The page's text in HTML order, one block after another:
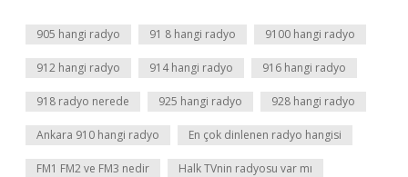
905 hangi radyo 91 8 hangi radyo 9100 hangi radyo
912 hangi radyo 914 hangi radyo 916 hangi radyo
918 radyo nerede 925 hangi radyo 928 hangi radyo
Ankara 910 hangi radyo En çok dinlenen radyo hangisi
FM1 FM2 ve FM3 nedir Halk TVnin radyosu var mı